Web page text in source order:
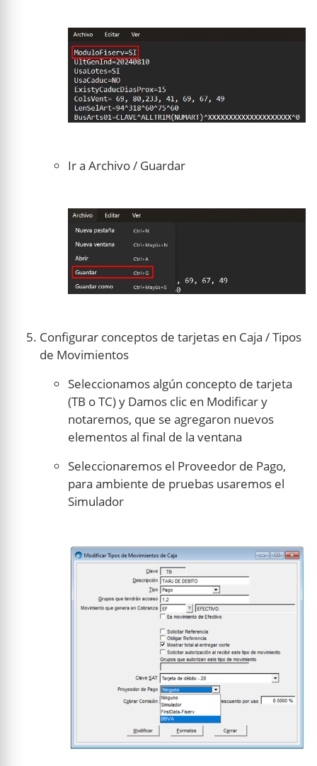
Ir a Archivo / Guardar
Configurar conceptos de tarjetas en Caja / Tipos
de Movimientos
Seleccionamos algún concepto de tarjeta
(TB o TC) y Damos clic en Modificar y
notaremos, que se agregaron nuevos
elementos al final de la ventana
Seleccionaremos el Proveedor de Pago,
para ambiente de pruebas usaremos el
Simulador